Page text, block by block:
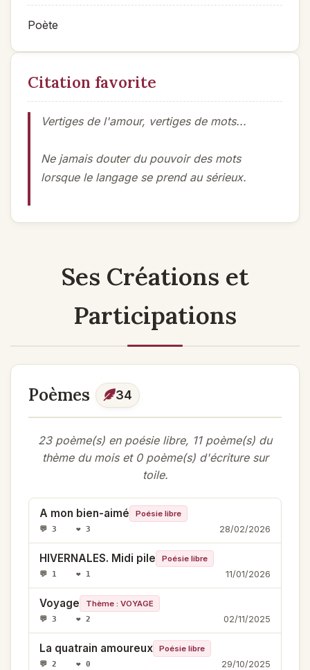
Poète
Citation favorite
Vertiges de l'amour, vertiges de mots...
Ne jamais douter du pouvoir des mots
lorsque le langage se prend au sérieux.
Ses Créations et
Participations
Poèmes 34
23 poème(s) en poésie libre, 11 poème(s) du
thème du mois et 0 poème(s) d'écriture sur
toile.
A mon bien-aimé Poésie libre
💬 3 ❤️ 3 28/02/2026
HIVERNALES. Midi pile Poésie libre
💬 1 ❤️ 1 11/01/2026
Voyage Thème : VOYAGE
💬 3 ❤️ 2 02/11/2025
La quatrain amoureux Poésie libre
💬 2 ❤️ 0 29/10/2025